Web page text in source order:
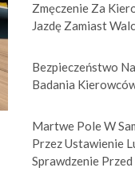
Zmęczenie Za
Jazdę Zamiast
Bezpieczeństwo
Badania
Martwe Pole W
Przez Ustawienie
Sprawdzenie